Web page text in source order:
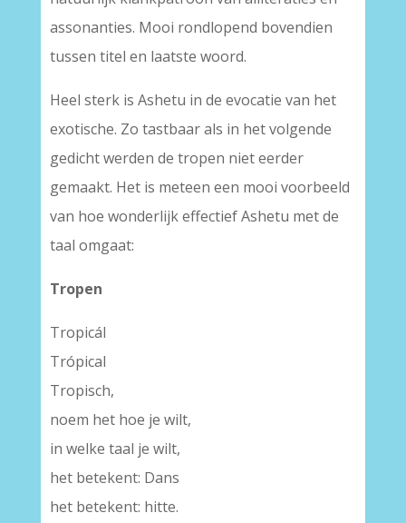
assonanties. Mooi rondlopend bovendien
tussen titel en laatste woord.
Heel sterk is Ashetu in de evocatie van het
exotische. Zo tastbaar als in het volgende
gedicht werden de tropen niet eerder
gemaakt. Het is meteen een mooi voorbeeld
van hoe wonderlijk effectief Ashetu met de
taal omgaat:
Tropen
Tropicál
Trópical
Tropisch,
noem het hoe je wilt,
in welke taal je wilt,
het betekent: Dans
het betekent: hitte.